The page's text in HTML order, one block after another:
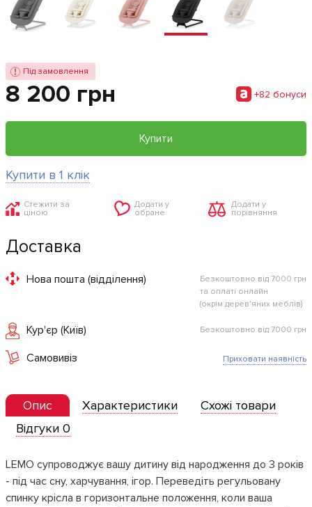
Під замовлення
8 200 грн +82 бонуси
Купити
Купити в 1 клік
Стежити за
ціною
Додати у
обране
Додати у
порівняння
Доставка
Нова пошта (відділення)
Безкоштовно від 7000 грн
та оплаті онлайн
(окрім дерев'яних меблів)
Кур'єр (Київ) Безкоштовно від 7000 грн
Самовивіз Приховати наявність
Опис Характеристики
Схожі товари
Відгуки 0
LEMO супроводжує вашу дитину від народження до 3 років
- під час сну, харчування, ігор. Переведіть регульовану
спинку крісла в горизонтальне положення, коли ваша